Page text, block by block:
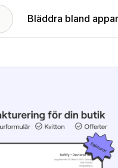
Bläddra bland appar